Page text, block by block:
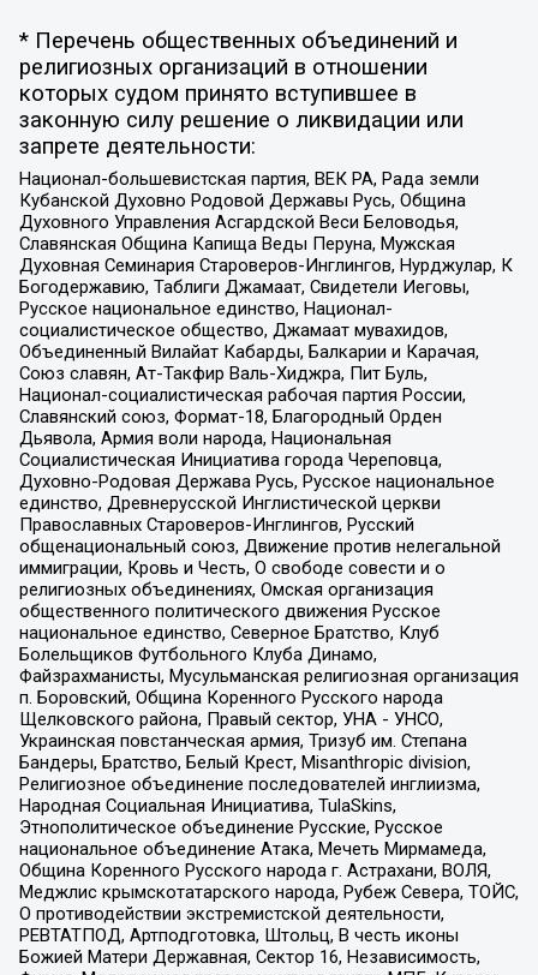
* Перечень общественных объединений и
религиозных организаций в отношении
которых судом принято вступившее в
законную силу решение о ликвидации или
запрете деятельности:
Национал-большевистская партия, ВЕК РА, Рада земли
Кубанской Духовно Родовой Державы Русь, Община
Духовного Управления Асгардской Веси Беловодья,
Славянская Община Капища Веды Перуна, Мужская
Духовная Семинария Староверов-Инглингов, Нурджулар, К
Богодержавию, Таблиги Джамаат, Свидетели Иеговы,
Русское национальное единство, Национал-
социалистическое общество, Джамаат мувахидов,
Объединенный Вилайат Кабарды, Балкарии и Карачая,
Союз славян, Ат-Такфир Валь-Хиджра, Пит Буль,
Национал-социалистическая рабочая партия России,
Славянский союз, Формат-18, Благородный Орден
Дьявола, Армия воли народа, Национальная
Социалистическая Инициатива города Череповца,
Духовно-Родовая Держава Русь, Русское национальное
единство, Древнерусской Инглистической церкви
Православных Староверов-Инглингов, Русский
общенациональный союз, Движение против нелегальной
иммиграции, Кровь и Честь, О свободе совести и о
религиозных объединениях, Омская организация
общественного политического движения Русское
национальное единство, Северное Братство, Клуб
Болельщиков Футбольного Клуба Динамо,
Файзрахманисты, Мусульманская религиозная организация
п. Боровский, Община Коренного Русского народа
Щелковского района, Правый сектор, УНА - УНСО,
Украинская повстанческая армия, Тризуб им. Степана
Бандеры, Братство, Белый Крест, Misanthropic division,
Религиозное объединение последователей инглиизма,
Народная Социальная Инициатива, TulaSkins,
Этнополитическое объединение Русские, Русское
национальное объединение Атака, Мечеть Мирмамеда,
Община Коренного Русского народа г. Астрахани, ВОЛЯ,
Меджлис крымскотатарского народа, Рубеж Севера, ТОЙС,
О противодействии экстремистской деятельности,
РЕВТАТПОД, Артподготовка, Штольц, В честь иконы
Божией Матери Державная, Сектор 16, Независимость,